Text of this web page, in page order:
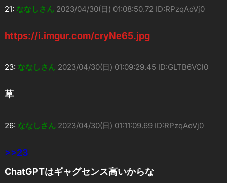
21: ななしさん 2023/04/30(日) 01:08:50.72 ID:RPzqAoVj0
https://i.imgur.com/cryNe65.jpg
23: ななしさん 2023/04/30(日) 01:09:29.45 ID:GLTB6VCl0
草
26: ななしさん 2023/04/30(日) 01:11:09.69 ID:RPzqAoVj0
>>23
ChatGPTはギャグセンス高いからな